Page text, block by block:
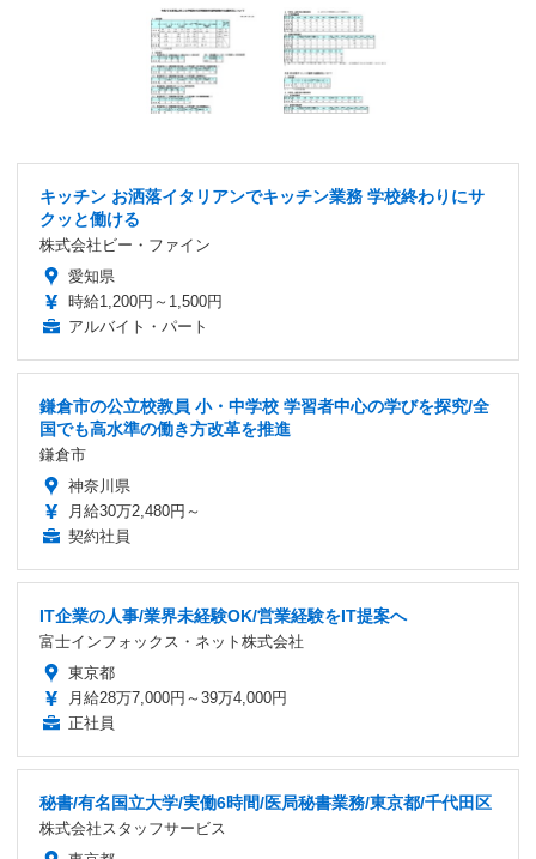
キッチン お洒落イタリアンでキッチン業務 学校終わりにサ
クッと働ける
株式会社ビー・ファイン
愛知県
時給1,200円～1,500円
アルバイト・パート
鎌倉市の公立校教員 小・中学校 学習者中心の学びを探究/全
国でも高水準の働き方改革を推進
鎌倉市
神奈川県
月給30万2,480円～
契約社員
IT企業の人事/業界未経験OK/営業経験をIT提案へ
富士インフォックス・ネット株式会社
東京都
月給28万7,000円～39万4,000円
正社員
秘書/有名国立大学/実働6時間/医局秘書業務/東京都/千代田区
株式会社スタッフサービス